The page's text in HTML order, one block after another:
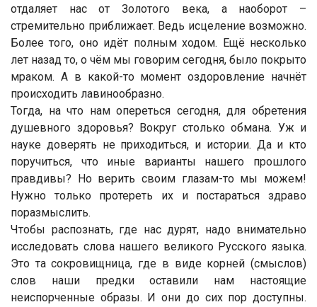
отдаляет нас от Золотого века, а наоборот –
стремительно приближает. Ведь исцеление возможно.
Более того, оно идёт полным ходом. Ещё несколько
лет назад то, о чём мы говорим сегодня, было покрыто
мраком. А в какой-то момент оздоровление начнёт
происходить лавинообразно.
Тогда, на что нам опереться сегодня, для обретения
душевного здоровья? Вокруг столько обмана. Уж и
науке доверять не приходиться, и истории. Да и кто
поручиться, что иные варианты нашего прошлого
правдивы? Но верить своим глазам-то мы можем!
Нужно только протереть их и постараться здраво
поразмыслить.
Чтобы распознать, где нас дурят, надо внимательно
исследовать слова нашего великого Русского языка.
Это та сокровищница, где в виде корней (смыслов)
слов наши предки оставили нам настоящие
неиспорченные образы. И они до сих пор доступны.